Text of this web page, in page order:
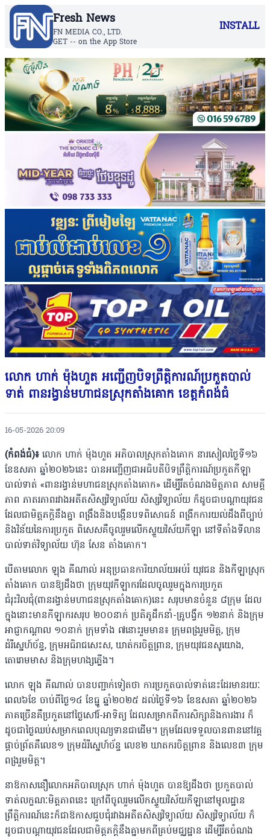
Fresh News
FN MEDIA CO., LTD.
GET -- on the App Store
INSTALL
លោក ហាក់ ម៉ុងហួត អញ្ជេីញបិទព្រឹត្តិការណ៍ប្រកួតបាល់
ទាត់ ពានរង្វាន់មហាជនស្រុកតាំងគោក ខេត្តកំពង់ធំ
16-05-2026 20:09
(កំពង់ធំ)៖ លោក ហាក់ ម៉ុងហួត អភិបាលស្រុកតាំងគោក នារសៀលថ្ងៃទី១៦
ខែឧសភា ឆ្នាំ២០២៦នេះ បានអញ្ជេីញជាអធិបតីបិទព្រឹត្តិការណ៍ប្រកួតកីឡា
បាល់ទាត់ «ពានរង្វាន់មហាជនស្រុកតាំងគោក» ដើម្បីរឹតចំណងមិត្តភាព សាមគ្គី
ភាព ភាតរភាពរវាងអតីតសិស្សវិទ្យាល័យ សិស្សវិទ្យាល័យ ក៏ដូចជាបណ្ដាយុវជន
ដែលជាមិត្តភក្តិនឹងគ្នា ពង្រឹងនិងបង្កើនបទពិសោធន៍ ពង្រីកការយល់ដឹងពីច្បាប់
និងវិន័យនៃការប្រកួត ពិសេសគឺចូលរួមលើកស្ទួយវិស័យកីឡា នៅទីតាំងទីលាន
បាល់ទាត់វិទ្យាល័យ ហ៊ុន សែន តាំងគោក។
បេីតាមលោក ឡុង គីណាល់ អនុប្រធានការិយាល័យអប់រំ យុវជន និងកីឡាស្រុក
តាំងគោក បានឱ្យដឹងថា ក្រុមយុវកីឡាករដែលចូលរួមក្នុងការប្រកួត
ជំរុះវិលជុំ(ពានរង្វាន់មហាជនស្រុកតាំងគោក)នេះ សរុបមានចំនួន ៨ក្រុម ដែល
ក្នុងនោះមានកីឡាករសរុប ២០០នាក់ ប្រតិភូដឹកនាំ-គ្រូបង្វឹក ១២នាក់ និងក្រុម
អាជ្ញាកណ្ដាល ១០នាក់ ក្រុមទាំង ៧នោះរួមមាន៖ ក្រុមពង្ររួមមិត្ត, ក្រុម
ដំរីស្នេហ៍ច័ន្ទ, ក្រុមអធិរាជសេះស, ឃាត់ករចិត្តព្រាន, ក្រុមយុវជនសូយោង,
តោរោមមាស និងក្រុមហង្សភ្លើង។
លោក ឡុង គីណាល់ បានបញ្ជាក់ទៀតថា ការប្រកួតបាល់ទាត់នេះដែរមានរយៈ
ពេល៦ខែ ចាប់ពីថ្ងៃ១៤ ខែធ្នូ ឆ្នាំ២០២៥ ដល់ថ្ងៃទី១៦ ខែឧសភា ឆ្នាំ២០២៦
ភាគច្រើនគឺប្រកួតនៅថ្ងៃសៅរ៍-អាទិត្យ ដែលសម្រាកពីការសិក្សានិងការងារ ក៏
ដូចជាថ្ងៃឈប់សម្រាកពេលបុណ្យទានជាដើម។ ក្រុមដែលទទួលបានពាននៅវគ្គ
ផ្តាច់ព្រ័តគឺលេខ១ ក្រុមដំរីស្នេហ៍ច័ន្ទ លេខ២ ឃាតករចិត្តព្រាន និងលេខ៣ ក្រុម
ពង្ររួមមិត្ត។
នាឱកាសនឿលោកអភិបាលស្រុក ហាក់ ម៉ុងហួត បានឱ្យដឹងថា ប្រកួតបាល់
ទាត់លក្ខណៈមិត្តភាពនេះ ក្រៅពីចូលរួមលើកស្ទួយវិស័យកីឡានៅមូលដ្ឋាន
ព្រឹត្តិការណ៍នេះក៏ជាឱកាសជួបជុំរវាងអតីតសិស្សវិទ្យាល័យ សិស្សវិទ្យាល័យ ក៏
ដូចជាបណ្ដាយុវជនដែលជាមិត្តភក្តិនឹងគ្នាមកពីគ្រប់មជ្ឈដ្ឋាន ដើម្បីរឹតចំណង